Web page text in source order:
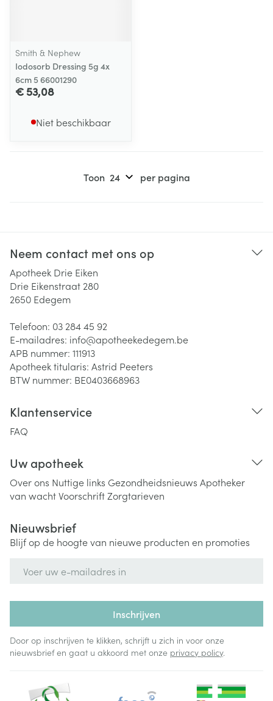
Smith & Nephew
Iodosorb Dressing 5g 4x
6cm 5 66001290
€ 53,08
Niet beschikbaar
Toon per pagina
Neem contact met ons op
Apotheek Drie Eiken
Drie Eikenstraat 280
2650 Edegem
Telefoon: 03 284 45 92
E-mailadres: info@apotheekedegem.be
APB nummer: 111913
Apotheek titularis: Astrid Peeters
BTW nummer: BE0403668963
Klantenservice
FAQ
Uw apotheek
Over ons Nuttige links Gezondheidsnieuws Apotheker
van wachtVoorschriftZorgtarieven
Nieuwsbrief
Blijf op de hoogte van nieuwe producten en promoties
Inschrijven
Door op inschrijven te klikken, schrijft u zich in voor onze
nieuwsbrief en gaat u akkoord met onze privacy policy.